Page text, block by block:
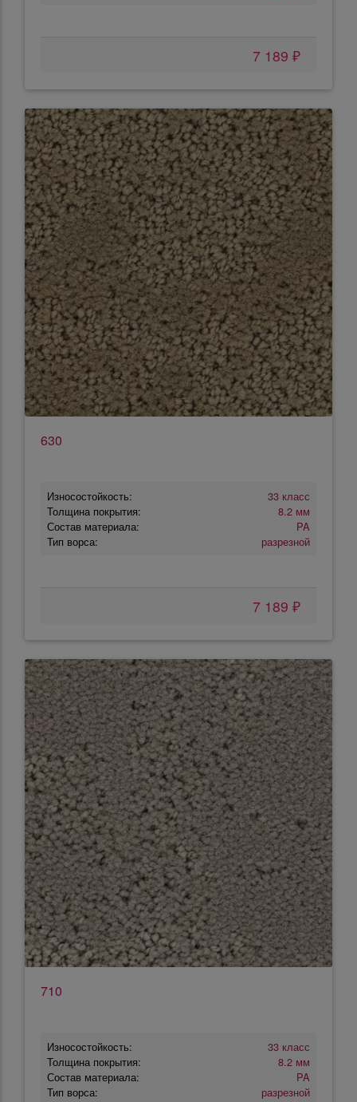
7 189 ₽
630
Износостойкость:
33 класс
Толщина покрытия:
8.2 мм
Состав материала:
PA
Тип ворса:
разрезной
7 189 ₽
710
Износостойкость:
33 класс
Толщина покрытия:
8.2 мм
Состав материала:
PA
Тип ворса:
разрезной